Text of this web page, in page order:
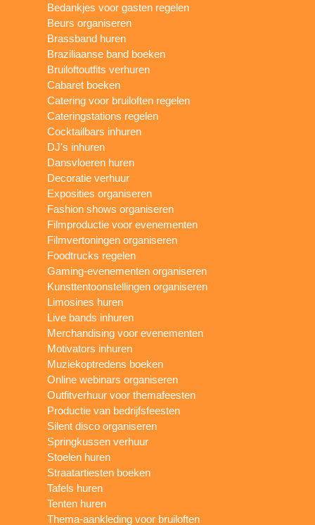
Bedankjes voor gasten regelen
Beurs organiseren
Brassband huren
Braziliaanse band boeken
Bruiloftoutfits verhuren
Cabaret boeken
Catering voor bruiloften regelen
Cateringstations regelen
Cocktailbars inhuren
DJ's inhuren
Dansvloeren huren
Decoratie verhuur
Exposities organiseren
Fashion shows organiseren
Filmproductie voor evenementen
Filmvertoningen organiseren
Foodtrucks regelen
Gaming-evenementen organiseren
Kunsttentoonstellingen organiseren
Limosines huren
Live bands inhuren
Merchandising voor evenementen
Motivators inhuren
Muziekoptredens boeken
Online webinars organiseren
Outfitverhuur voor themafeesten
Productie van bedrijfsfeesten
Silent disco organiseren
Springkussen verhuur
Stoelen huren
Straatartiesten boeken
Tafels huren
Tenten huren
Thema-aankleding voor bruiloften